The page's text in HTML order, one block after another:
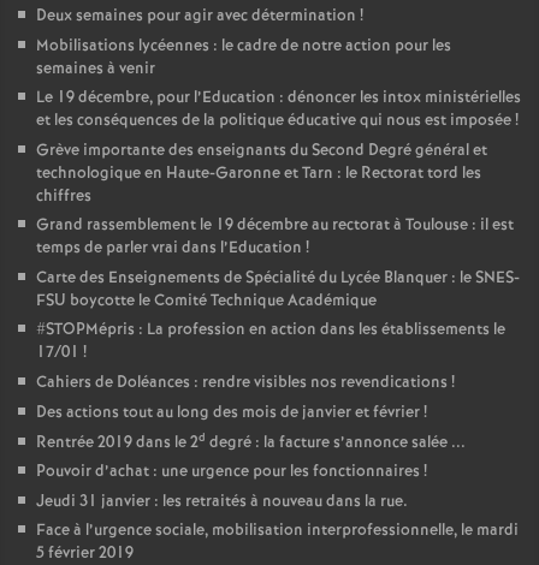
Deux semaines pour agir avec détermination !
Mobilisations lycéennes : le cadre de notre action pour les
semaines à venir
Le 19 décembre, pour l’Education : dénoncer les intox ministérielles
et les conséquences de la politique éducative qui nous est imposée!
Grève importante des enseignants du Second Degré général et
technologique en Haute-Garonne et Tarn : le Rectorat tord les
chiffres
Grand rassemblement le 19 décembre au rectorat à Toulouse : il est
temps de parler vrai dans l’Education !
Carte des Enseignements de Spécialité du Lycée Blanquer : le SNES-
FSU boycotte le Comité Technique Académique
#STOPMépris : La profession en action dans les établissements le
17/01 !
Cahiers de Doléances : rendre visibles nos revendications !
Des actions tout au long des mois de janvier et février!
Rentrée 2019 dans le 2d degré : la facture s’annonce salée ...
Pouvoir d’achat : une urgence pour les fonctionnaires !
Jeudi 31 janvier : les retraités à nouveau dans la rue.
Face à l’urgence sociale, mobilisation interprofessionnelle, le mardi
5 février 2019